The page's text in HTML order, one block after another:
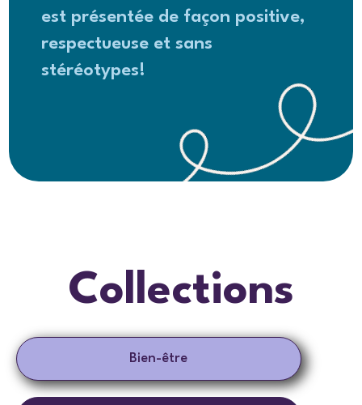
est présentée de façon positive,
respectueuse et sans
stéréotypes!
Collections
Bien-être